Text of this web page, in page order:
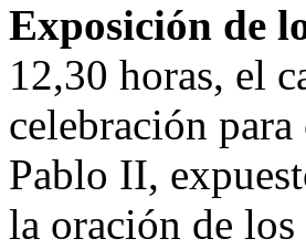
Exposición de
12,30 horas, el
celebración
Pablo II,
la oración de